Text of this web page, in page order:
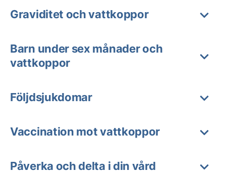
Graviditet och vattkoppor
Barn under sex månader och
vattkoppor
Följdsjukdomar
Vaccination mot vattkoppor
Påverka och delta i din vård